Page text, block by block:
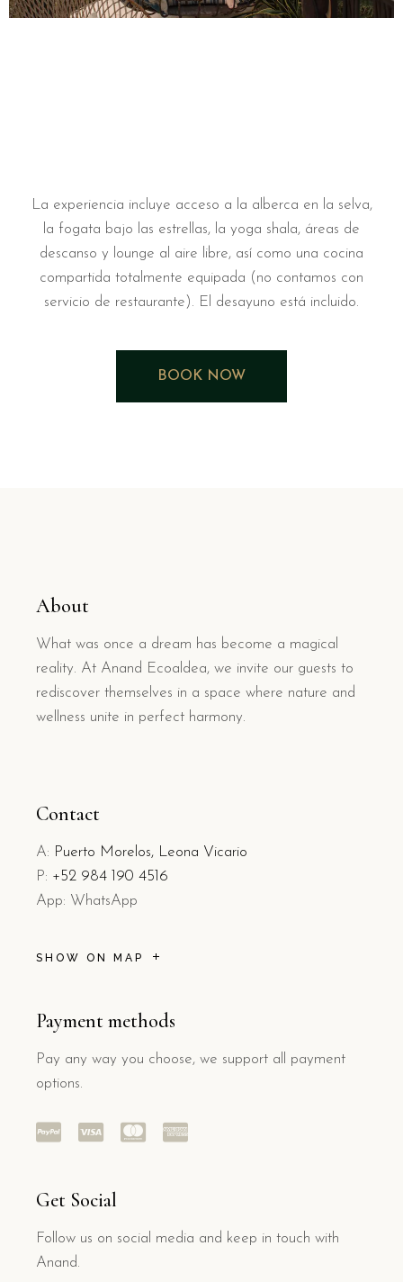
La experiencia incluye acceso a la alberca en la selva,
la fogata bajo las estrellas, la yoga shala, áreas de
descanso y lounge al aire libre, así como una cocina
compartida totalmente equipada (no contamos con
servicio de restaurante). El desayuno está incluido.
BOOK NOW
About
What was once a dream has become a magical
reality. At Anand Ecoaldea, we invite our guests to
rediscover themselves in a space where nature and
wellness unite in perfect harmony.
Contact
A: Puerto Morelos, Leona Vicario
P: +52 984 190 4516
App: WhatsApp
SHOW ON MAP
Payment methods
Pay any way you choose, we support all payment
options.
Get Social
Follow us on social media and keep in touch with
Anand.